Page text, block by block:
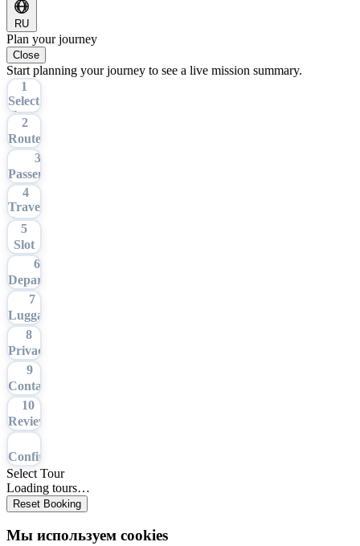
RU
Plan your journey
Close
Start planning your journey to see a live mission summary.
1
Select
Tour
2
Route
3
Passengers
4
Travel
Date
5
Slot
6
Departure
7
Luggage
8
Privacy
9
Contact
10
Review
11
Confirmation
Select Tour
Loading tours…
Reset Booking
Мы используем cookies